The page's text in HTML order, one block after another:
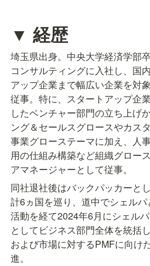
▼ 経歴
埼玉県出身。中央大学経済学部
コンサルティングに入社し、国
アップ企業まで幅広い企業を対
従事。特に、スタートアップ企
したベンチャー部門の立ち上げ
ング＆セールスグロースやカス
事業グローステーマに加え、人
用の仕組み構築など組織グロー
アマネージャーとして従事。
同社退社後はバックパッカーと
計6ヵ国を巡り、道中でシェル
活動を経て2024年6月にシェル
としてビジネス部門全体を統括
および市場に対するPMFに向け
進。